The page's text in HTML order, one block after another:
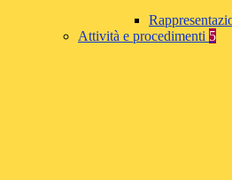
Attività e procedimenti 5